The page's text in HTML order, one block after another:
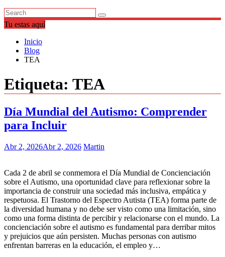
Tu estas aquí
Inicio
Blog
TEA
Etiqueta: TEA
Día Mundial del Autismo: Comprender
para Incluir
Abr 2, 2026Abr 2, 2026 Martin
Cada 2 de abril se conmemora el Día Mundial de Concienciación
sobre el Autismo, una oportunidad clave para reflexionar sobre la
importancia de construir una sociedad más inclusiva, empática y
respetuosa. El Trastorno del Espectro Autista (TEA) forma parte de
la diversidad humana y no debe ser visto como una limitación, sino
como una forma distinta de percibir y relacionarse con el mundo. La
concienciación sobre el autismo es fundamental para derribar mitos
y prejuicios que aún persisten. Muchas personas con autismo
enfrentan barreras en la educación, el empleo y…